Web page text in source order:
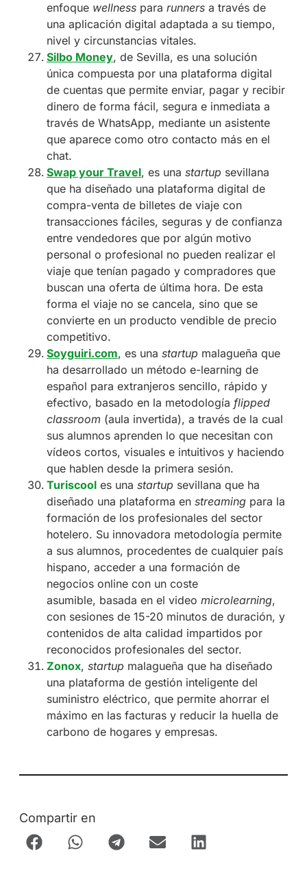
enfoque wellness para runnersa través de
una aplicación digital adaptada a su tiempo,
nivel y circunstancias vitales.
Silbo Money, de Sevilla, es una solución
única compuesta por una plataforma digital
de cuentas que permite enviar, pagar y recibir
dinero de forma fácil, segura e inmediata a
través de WhatsApp, mediante un asistente
que aparece como otro contacto más en el
chat.
Swap your Travel, es una startup sevillana
que ha diseñado una plataforma digital de
compra-venta de billetes de viaje con
transacciones fáciles, seguras y de confianza
entre vendedores que por algún motivo
personal o profesional no pueden realizar el
viaje que tenían pagado y compradores que
buscan una oferta de última hora. De esta
forma el viaje no se cancela, sino que se
convierte en un producto vendible de precio
competitivo.
Soyguiri.com, es una startup malagueña que
ha desarrollado un método e-learning de
español para extranjeros sencillo, rápido y
efectivo, basado en la metodología flipped
classroom (aula invertida), a través de la cual
sus alumnos aprenden lo que necesitan con
vídeos cortos, visuales e intuitivos y haciendo
que hablen desde la primera sesión.
Turiscooles una startup sevillana que ha
diseñado una plataforma en streamingpara la
formación de los profesionales del sector
hotelero. Su innovadora metodología permite
a sus alumnos, procedentes de cualquier país
hispano, acceder a una formación de
negocios online con un coste
asumible, basada en el video microlearning,
con sesiones de 15-20 minutos de duración, y
contenidos de alta calidad impartidos por
reconocidos profesionales del sector.
Zonox, startup malagueña que ha diseñado
una plataforma de gestión inteligente del
suministro eléctrico, que permite ahorrar el
máximo en las facturas y reducir la huella de
carbono de hogares y empresas.
Compartir en